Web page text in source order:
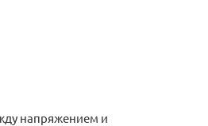
напряжением и